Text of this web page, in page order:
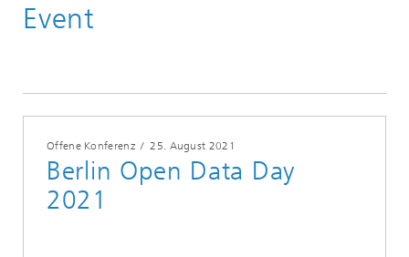
Digital Public Services
Event
Offene Konferenz/25. August 2021
Berlin Open Data Day
2021